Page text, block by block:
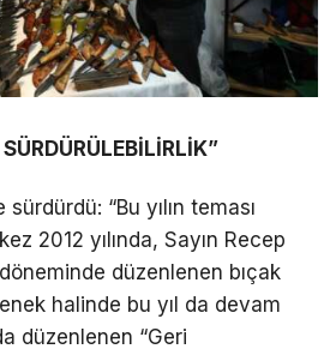
“Bu yılın teması
2012 yılında, Sayın Recep
düzenlenen bıçak
halinde bu yıl da devam
düzenlenen “Geri